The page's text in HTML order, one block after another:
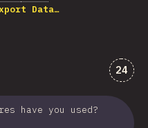
Data…
24
have you used?